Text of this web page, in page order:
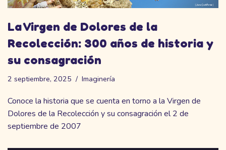
La Virgen de Dolores de la
Recolección: 300 años de historia y
su consagración
2 septiembre, 2025 Imaginería
Conoce la historia que se cuenta en torno a la Virgen de
Dolores de la Recolección y su consagración el 2 de
septiembre de 2007